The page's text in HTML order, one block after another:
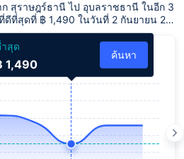
สุราษฎร์ธานี ไป อุบลราชธานี ในอีก 3
ที่สุดที่ ฿ 1,490 ในวันที่ 2 กันยายน 25
สุด
1,490
ค้นหา